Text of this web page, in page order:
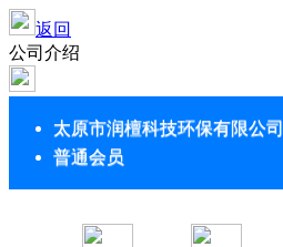
返回
公司介绍
太原市润檀科技环保有限公司
普通会员